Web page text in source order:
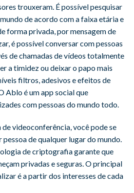
trouxeram. É possível pesquisar
de acordo com a faixa etária e
forma privada, por mensagem de
é possível conversar com pessoas
de chamadas de vídeos totalmente
a timidez ou deixar o papo mais
filtros, adesivos e efeitos de
Ablo é um app social que
com pessoas do mundo todo.
videoconferência, você pode se
de qualquer lugar do mundo.
de criptografia garante que
privadas e seguras. O principal
é a partir dos interesses de cada